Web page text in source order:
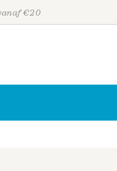
€20
Personen